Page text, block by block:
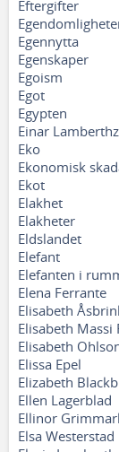
Eftergifter
Egennytta
Egenskaper
Egoism
Egot
Egypten
Einar Lamberthz
Eko
Ekonomisk
Ekot
Elakhet
Elakheter
Eldslandet
Elefant
Elefanten i
Elena Ferrante
Elisabeth
Elisabeth Massi
Elisabeth
Elissa Epel
Elizabeth
Ellen Lagerblad
Ellinor
Elsa Westerstad